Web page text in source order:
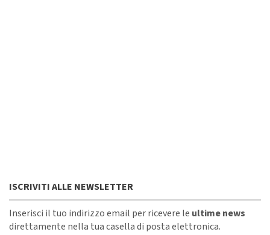
ISCRIVITI ALLE NEWSLETTER
Inserisci il tuo indirizzo email per ricevere le ultime news
direttamente nella tua casella di posta elettronica.